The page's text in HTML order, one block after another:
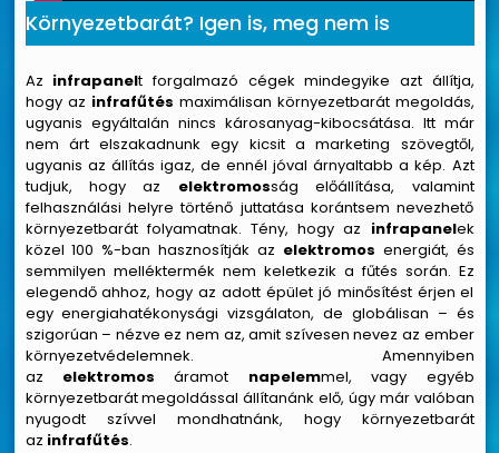
Környezetbarát? Igen is, meg nem is
Az infrapanelt forgalmazó cégek mindegyike azt állítja,
hogy az infrafűtés maximálisan környezetbarát megoldás,
ugyanis egyáltalán nincs károsanyag-kibocsátása. Itt már
nem árt elszakadnunk egy kicsit a marketing szövegtől,
ugyanis az állítás igaz, de ennél jóval árnyaltabb a kép. Azt
tudjuk, hogy az elektromosság előállítása, valamint
felhasználási helyre történő juttatása korántsem nevezhető
környezetbarát folyamatnak. Tény, hogy az infrapanelek
közel 100 %-ban hasznosítják az elektromos energiát, és
semmilyen melléktermék nem keletkezik a fűtés során. Ez
elegendő ahhoz, hogy az adott épület jó minősítést érjen el
egy energiahatékonysági vizsgálaton, de globálisan – és
szigorúan – nézve ez nem az, amit szívesen nevez az ember
környezetvédelemnek. Amennyiben
az elektromos áramot napelemmel, vagy egyéb
környezetbarát megoldással állítanánk elő, úgy már valóban
nyugodt szívvel mondhatnánk, hogy környezetbarát
az infrafűtés.